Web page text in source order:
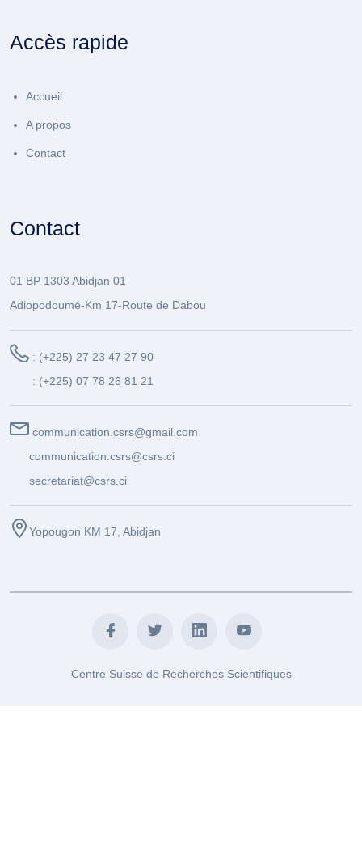
Accès rapide
Accueil
A propos
Contact
Contact
01 BP 1303 Abidjan 01
Adiopodoumé-Km 17-Route de Dabou
: (+225) 27 23 47 27 90
: (+225) 07 78 26 81 21
communication.csrs@gmail.com
communication.csrs@csrs.ci
secretariat@csrs.ci
Yopougon KM 17, Abidjan
Centre Suisse de Recherches Scientifiques